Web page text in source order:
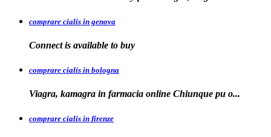
comprare cialis in genova
Connect is available to buy
comprare cialis in bologna
Viagra, kamagra in farmacia online Chiunque pu o...
comprare cialis in firenze